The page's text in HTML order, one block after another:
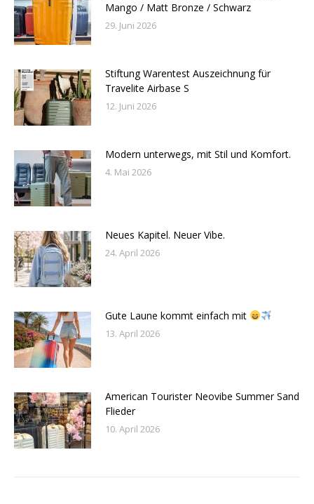
Mango / Matt Bronze / Schwarz
29. Juni 2026
Stiftung Warentest Auszeichnung für
Travelite Airbase S
12. Juni 2026
Modern unterwegs, mit Stil und Komfort.
4. Mai 2026
Neues Kapitel. Neuer Vibe.
24. April 2026
Gute Laune kommt einfach mit
13. April 2026
American Tourister Neovibe Summer Sand
Flieder
10. April 2026